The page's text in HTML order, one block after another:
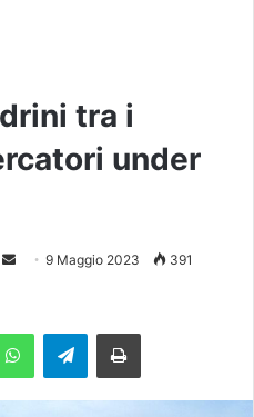
tra i
under
a
9 Maggio 2023 391
Telegram